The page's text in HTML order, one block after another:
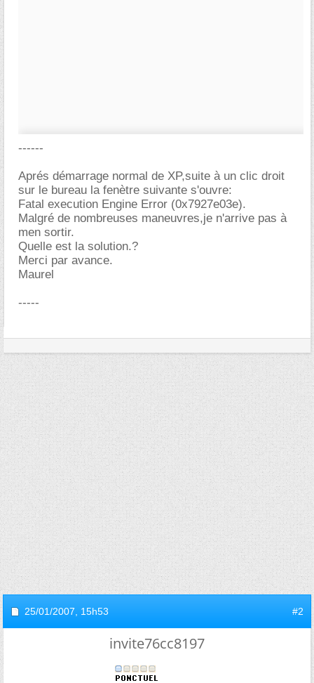
------
Aprés démarrage normal de XP,suite à un clic droit
sur le bureau la fenètre suivante s'ouvre:
Fatal execution Engine Error (0x7927e03e).
Malgré de nombreuses maneuvres,je n'arrive pas à
men sortir.
Quelle est la solution.?
Merci par avance.
Maurel
-----
25/01/2007, 15h53 #2
invite76cc8197